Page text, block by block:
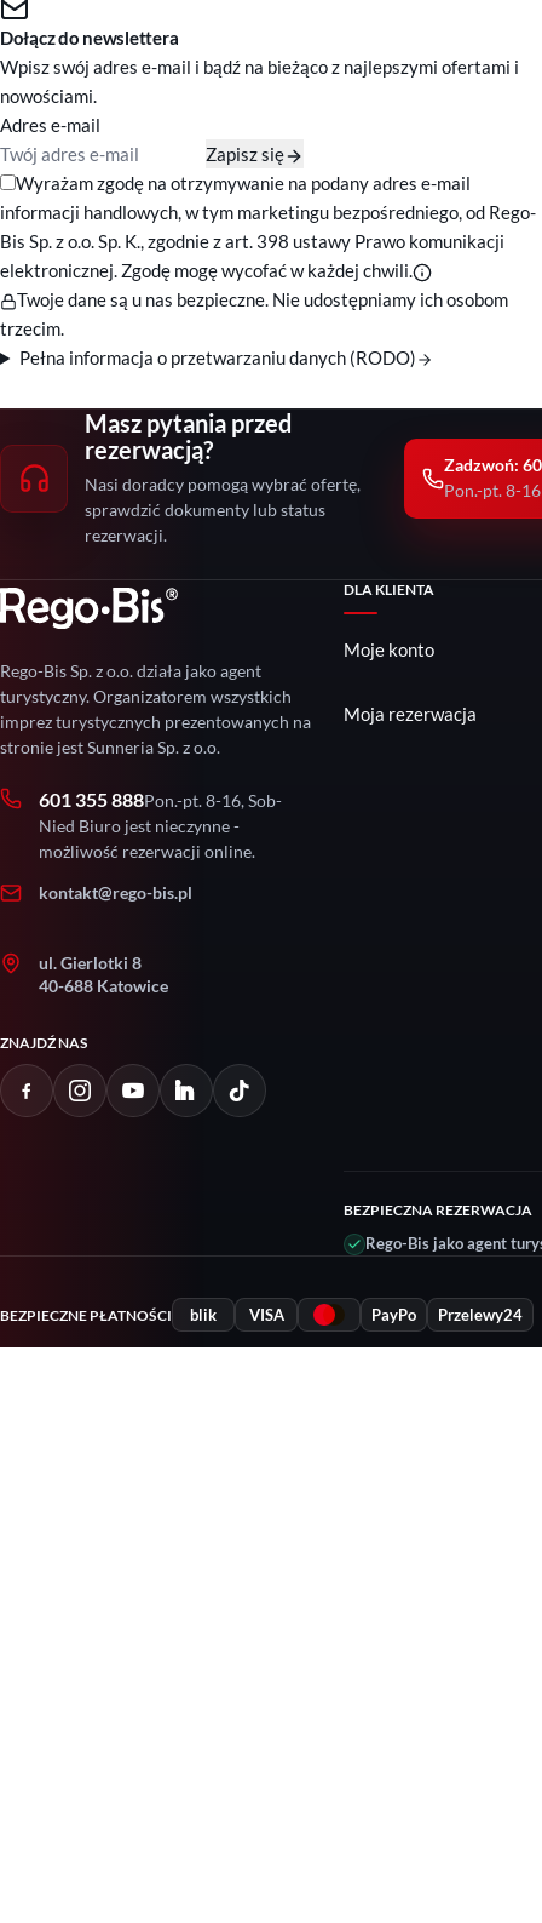
Dołącz do newslettera
Wpisz swój adres e-mail i bądź na bieżąco z najlepszymi ofertami i
nowościami.
Adres e-mail
Zapisz się
Zgody marketingowe
Wyrażam zgodę na otrzymywanie na podany adres e-mail
informacji handlowych, w tym marketingu bezpośredniego, od Rego-
Bis Sp. z o.o. Sp. K., zgodnie z art. 398 ustawy Prawo komunikacji
elektronicznej. Zgodę mogę wycofać w każdej chwili.
Twoje dane są u nas bezpieczne. Nie udostępniamy ich osobom
trzecim.
Pełna informacja o przetwarzaniu danych (RODO)
Masz pytania przed
rezerwacją?
Nasi doradcy pomogą wybrać ofertę,
sprawdzić dokumenty lub status
rezerwacji.
Zadzwoń:
Pon.-pt. 8-16
Rego-Bis Sp. z o.o. działa jako agent
turystyczny. Organizatorem wszystkich
imprez turystycznych prezentowanych na
stronie jest Sunneria Sp. z o.o.
601 355 888Pon.-pt. 8-16, Sob-
Nied Biuro jest nieczynne -
możliwość rezerwacji online.
kontakt@rego-bis.pl
ul. Gierlotki 8
40-688 Katowice
ZNAJDŹ NAS
DLA KLIENTA
Moje konto
Moja rezerwacja
BEZPIECZNA REZERWACJA
Rego-Bis jako agent
BEZPIECZNE PŁATNOŚCI blik VISA PayPo Przelewy24